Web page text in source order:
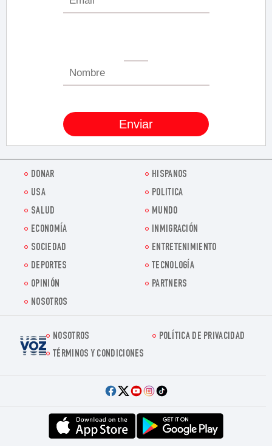
DONAR
HISPANOS
USA
POLITICA
SALUD
MUNDO
ECONOMÍA
INMIGRACIÓN
SOCIEDAD
ENTRETENIMIENTO
DEPORTES
TECNOLOGÍA
OPINIÓN
PARTNERS
NOSOTROS
Voz.us
NOSOTROS
POLÍTICA DE PRIVACIDAD
TÉRMINOS Y CONDICIONES